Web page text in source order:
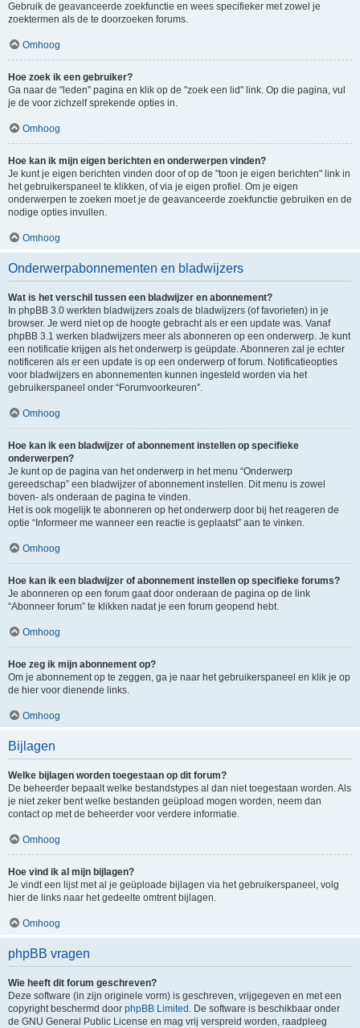
Gebruik de geavanceerde zoekfunctie en wees specifieker met zowel je
zoektermen als de te doorzoeken forums.
Omhoog
Hoe zoek ik een gebruiker?
Ga naar de "leden" pagina en klik op de "zoek een lid" link. Op die pagina, vul
je de voor zichzelf sprekende opties in.
Omhoog
Hoe kan ik mijn eigen berichten en onderwerpen vinden?
Je kunt je eigen berichten vinden door of op de "toon je eigen berichten" link in
het gebruikerspaneel te klikken, of via je eigen profiel. Om je eigen
onderwerpen te zoeken moet je de geavanceerde zoekfunctie gebruiken en de
nodige opties invullen.
Omhoog
Onderwerpabonnementen en bladwijzers
Wat is het verschil tussen een bladwijzer en abonnement?
In phpBB 3.0 werkten bladwijzers zoals de bladwijzers (of favorieten) in je
browser. Je werd niet op de hoogte gebracht als er een update was. Vanaf
phpBB 3.1 werken bladwijzers meer als abonneren op een onderwerp. Je kunt
een notificatie krijgen als het onderwerp is geüpdate. Abonneren zal je echter
notificeren als er een update is op een onderwerp of forum. Notificatieopties
voor bladwijzers en abonnementen kunnen ingesteld worden via het
gebruikerspaneel onder “Forumvoorkeuren”.
Omhoog
Hoe kan ik een bladwijzer of abonnement instellen op specifieke
onderwerpen?
Je kunt op de pagina van het onderwerp in het menu “Onderwerp
gereedschap” een bladwijzer of abonnement instellen. Dit menu is zowel
boven- als onderaan de pagina te vinden.
Het is ook mogelijk te abonneren op het onderwerp door bij het reageren de
optie “Informeer me wanneer een reactie is geplaatst” aan te vinken.
Omhoog
Hoe kan ik een bladwijzer of abonnement instellen op specifieke forums?
Je abonneren op een forum gaat door onderaan de pagina op de link
“Abonneer forum” te klikken nadat je een forum geopend hebt.
Omhoog
Hoe zeg ik mijn abonnement op?
Om je abonnement op te zeggen, ga je naar het gebruikerspaneel en klik je op
de hier voor dienende links.
Omhoog
Bijlagen
Welke bijlagen worden toegestaan op dit forum?
De beheerder bepaalt welke bestandstypes al dan niet toegestaan worden. Als
je niet zeker bent welke bestanden geüpload mogen worden, neem dan
contact op met de beheerder voor verdere informatie.
Omhoog
Hoe vind ik al mijn bijlagen?
Je vindt een lijst met al je geüploade bijlagen via het gebruikerspaneel, volg
hier de links naar het gedeelte omtrent bijlagen.
Omhoog
phpBB vragen
Wie heeft dit forum geschreven?
Deze software (in zijn originele vorm) is geschreven, vrijgegeven en met een
copyright beschermd door phpBB Limited . De software is beschikbaar onder
de GNU General Public License en mag vrij verspreid worden, raadpleeg